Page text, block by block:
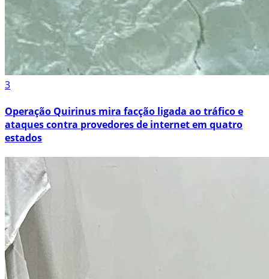
3
Operação Quirinus mira facção ligada ao tráfico e
ataques contra provedores de internet em quatro
estados